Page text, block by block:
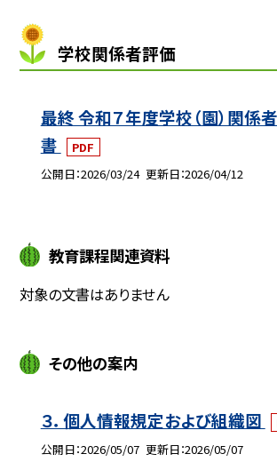
学校関係者評価
最終 令和７年度学校（園）関係
書
PDF
公開日 2026/03/24 更新日 2026/04/12
教育課程関連資料
対象の文書はありません
その他の案内
３．個人情報規定および組織図
公開日 2026/05/07 更新日 2026/05/07